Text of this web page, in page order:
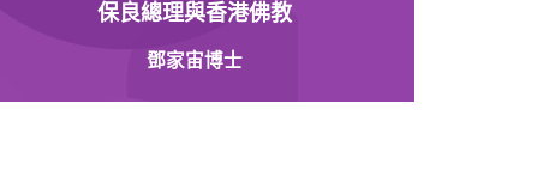
保良總理與香港佛教
鄧家宙博士